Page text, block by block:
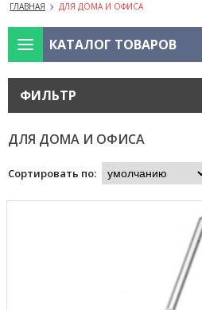
ГЛАВНАЯ ДЛЯ ДОМА И ОФИСА
КАТАЛОГ ТОВАРОВ
ФИЛЬТР
ДЛЯ ДОМА И ОФИСА
Сортировать по: